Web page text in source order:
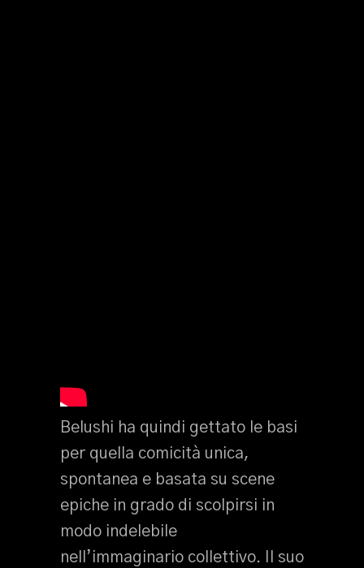
Belushi ha quindi gettato le basi
per quella comicità unica,
spontanea e basata su scene
epiche in grado di scolpirsi in
modo indelebile
nell’immaginario collettivo. Il suo